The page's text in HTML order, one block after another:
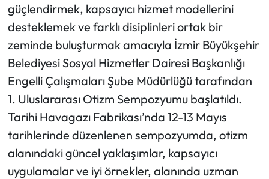
güçlendirmek, kapsayıcı hizmet modellerini
desteklemek ve farklı disiplinleri ortak bir
zeminde buluşturmak amacıyla İzmir Büyükşehir
Belediyesi Sosyal Hizmetler Dairesi Başkanlığı
Engelli Çalışmaları Şube Müdürlüğü tarafından
1. Uluslararası Otizm Sempozyumu başlatıldı.
Tarihi Havagazı Fabrikası’nda 12-13 Mayıs
tarihlerinde düzenlenen sempozyumda, otizm
alanındaki güncel yaklaşımlar, kapsayıcı
uygulamalar ve iyi örnekler, alanında uzman